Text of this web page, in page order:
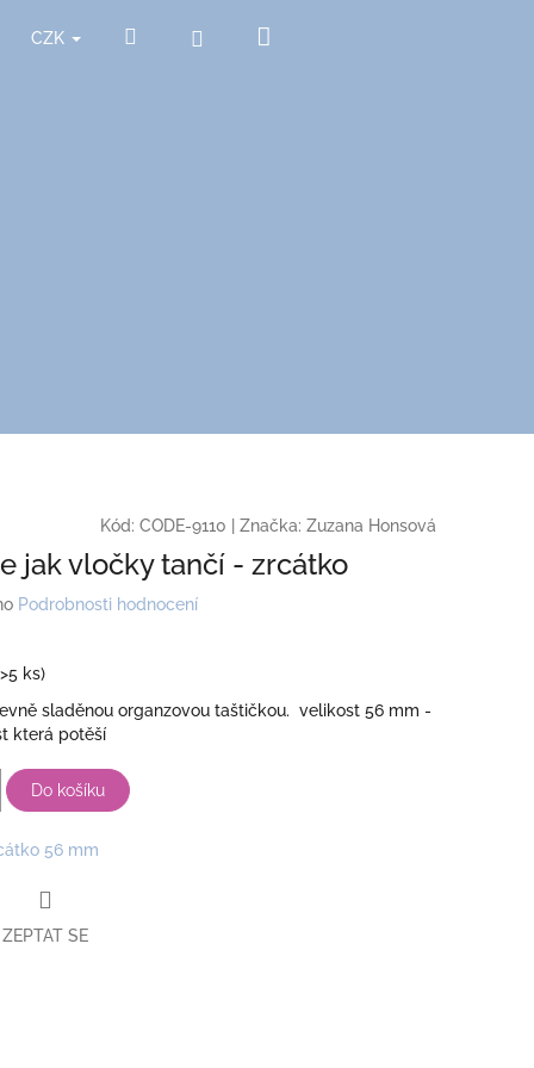
CZK Hledat Přihlášení
Kód: CODE-9110 Značka: Zuzana Honsová
jak vločky tančí - zrcátko
Podrobnosti hodnocení
ks)
sladěnou organzovou taštičkou. velikost 56 mm -
která potěší
Do košíku
56 mm
ZEPTAT SE